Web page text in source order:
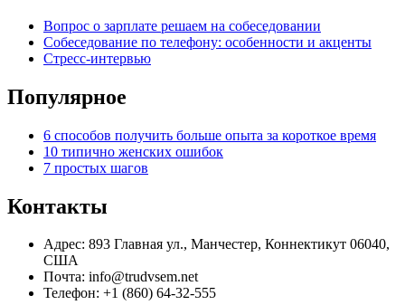
Вопрос о зарплате решаем на собеседовании
Собеседование по телефону: особенности и акценты
Стресс-интервью
Популярное
6 способов получить больше опыта за короткое время
10 типично женских ошибок
7 простых шагов
Контакты
Адрес: 893 Главная ул., Манчестер, Коннектикут 06040,
США
Почта: info@trudvsem.net
Телефон: +1 (860) 64-32-555